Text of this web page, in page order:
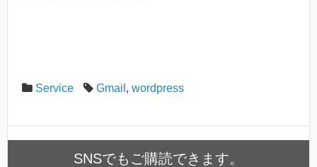
Service Gmail , wordpress
SNSでもご購読できます。